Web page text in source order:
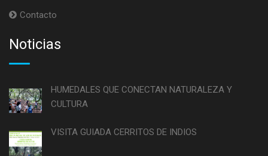
Contacto
Noticias
HUMEDALES QUE CONECTAN NATURALEZA Y
CULTURA
VISITA GUIADA CERRITOS DE INDIOS